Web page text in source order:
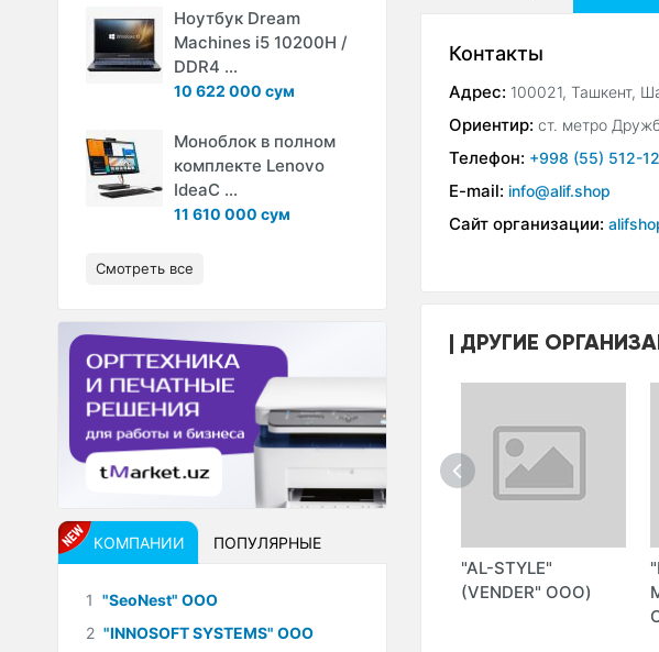
Контакты
Адрес: 100021, Ташкент,
Ориентир: ст. метро
Телефон: +998 (55) 512-
E-mail: info@alif.shop
Сайт организации:
ДРУГИЕ
"INDEEDSPORT"
ООО (Indeedsport)
"AL-STYLE"
(VENDER" ООО)
Ноутбук Dream
Machines i5 10200H /
DDR4 ...
10 622 000 сум
Моноблок в полном
комплекте Lenovo
IdeaC ...
11 610 000 сум
Смотреть все
КОМПАНИИ ПОПУЛЯРНЫЕ
1 "SeoNest" ООО
2 "INNOSOFT SYSTEMS" ООО